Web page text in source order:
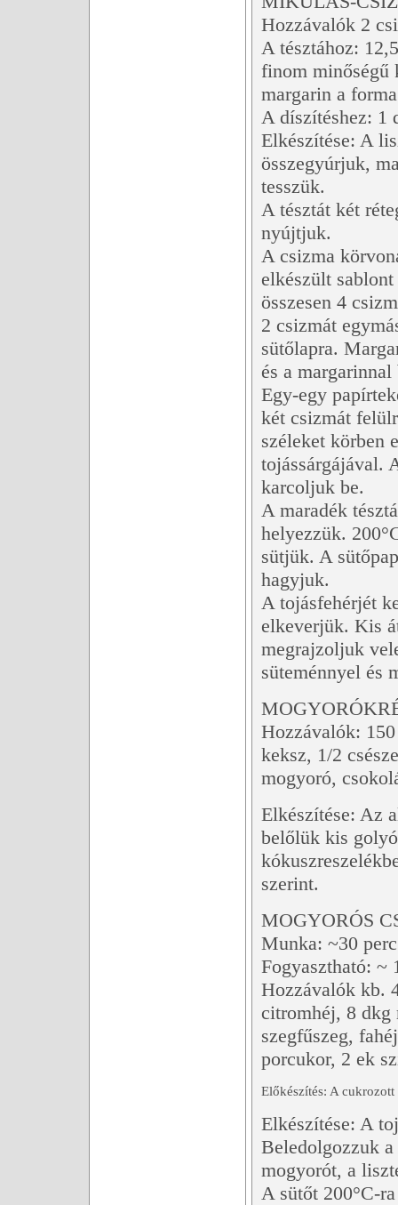
Hozzávalók 2
A tésztához:
finom minőségű
margarin a
A díszítéshez: 1
Elkészítése: A
összegyúrjuk,
tesszük.
A tésztát két
nyújtjuk.
A csizma
elkészült
összesen 4
2 csizmát
sütőlapra.
és a
Egy-egy
két csizmát
széleket körben
tojássárgájával.
karcoljuk be.
A maradék
helyezzük.
sütjük. A
hagyjuk.
A tojásfehérjét
elkeverjük. Kis
megrajzoljuk
süteménnyel és
Hozzávalók:
keksz, 1/2
mogyoró,
Elkészítése: Az
belőlük kis
szerint.
MOGYORÓS
Munka: ~30 perc
Fogyasztható: ~
Hozzávalók kb.
citromhéj, 8 dkg
szegfűszeg,
porcukor, 2 ek
Előkészítés: A
Elkészítése: A
Beledolgozzuk
mogyorót, a
A sütőt 200°C-